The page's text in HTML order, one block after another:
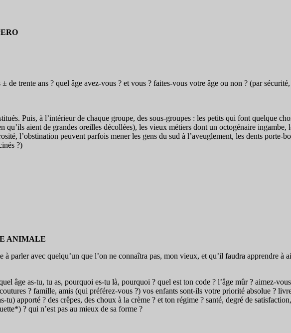
de trente ans ? quel âge avez-vous ? et vous ? faites-vous votre âge ou non ? (par
Puis, à l’intérieur de chaque groupe, des sous-groupes : les petits qui font quelque
qu’ils aient de grandes oreilles décollées), les vieux métiers dont un octogénaire
l’obstination peuvent parfois mener les gens du sud à l’aveuglement, les dents porte-
?)
ANIMALE
à parler avec quelqu’un que l’on ne connaîtra pas, mon vieux, et qu’il faudra apprendre
âge as-tu, tu as, pourquoi es-tu là, pourquoi ? quel est ton code ? l’âge mûr ? aimez-
? famille, amis (qui préférez-vous ?) vos enfants sont-ils votre priorité absolue ?
apporté ? des crêpes, des choux à la crème ? et ton régime ? santé, degré de
? qui n’est pas au mieux de sa forme ?